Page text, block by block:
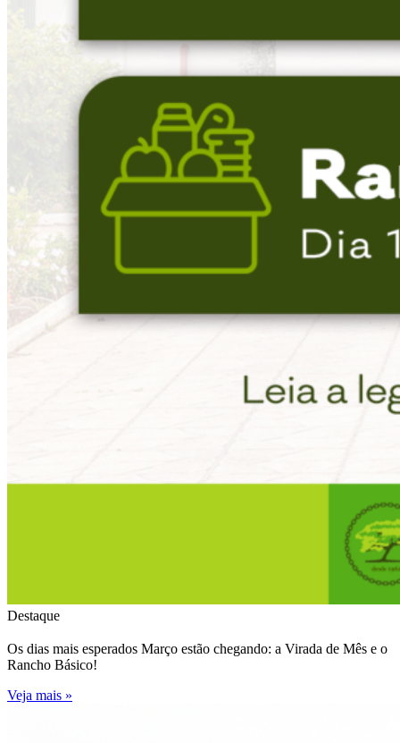
Destaque
Os dias mais esperados Março estão chegando: a Virada de Mês e o
Rancho Básico!
Veja mais »